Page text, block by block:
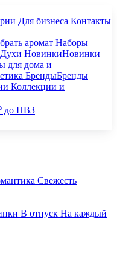
Для бизнеса Контакты
аромат Наборы
Духи НовинкиНовинки
для дома и
БрендыБренды
Коллекции и
до ПВЗ
Свежесть
В отпуск На каждый